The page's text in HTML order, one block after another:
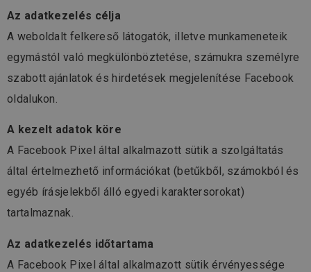
Az adatkezelés célja
A weboldalt felkereső látogatók, illetve munkameneteik
egymástól való megkülönböztetése, számukra személyre
szabott ajánlatok és hirdetések megjelenítése Facebook
oldalukon.
A kezelt adatok köre
A Facebook Pixel által alkalmazott sütik a szolgáltatás
által értelmezhető információkat (betűkből, számokból és
egyéb írásjelekből álló egyedi karaktersorokat)
tartalmaznak.
Az adatkezelés időtartama
A Facebook Pixel által alkalmazott sütik érvényessége